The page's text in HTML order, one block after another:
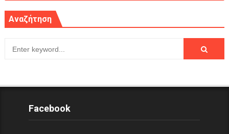
Αναζήτηση
Facebook